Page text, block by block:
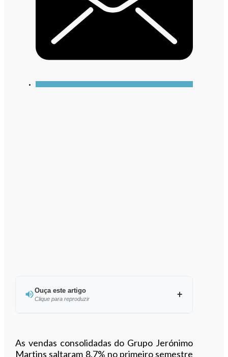
Ouça este artigo
Clique para reproduzir
As vendas consolidadas do Grupo Jerónimo
Martins saltaram 8,7% no primeiro semestre